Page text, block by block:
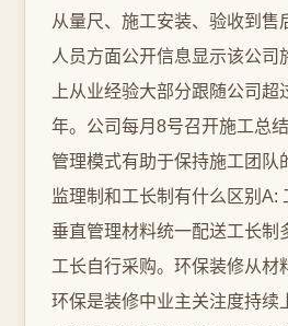
从量尺、施工安装、验收到售
人员方面公开信息显示该公司
上从业经验大部分跟随公司
年。公司每月8号召开施工总
管理模式有助于保持施工团队
监理制和工长制有什么区别A:
垂直管理材料统一配送工长制
工长自行采购。环保装修从材
环保是装修中业主关注度持续